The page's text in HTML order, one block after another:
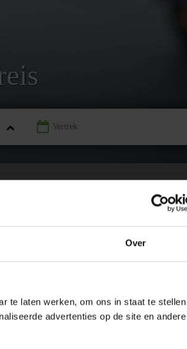
Over
te laten werken, om ons in staat te stellen
advertenties op de site en andere
vind je de veelgestelde vragen over wat er
Tijdens het boeken van jouw